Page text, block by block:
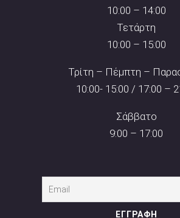
10:00 – 14:00
Τετάρτη
10:00 – 15:00
Τρίτη – Πέμπτη –
10:00- 15:00 / 17:00 –
Σάββατο
9:00 – 17:00